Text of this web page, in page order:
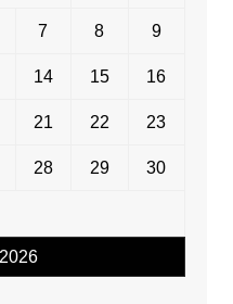
7 8 9
14 15 16
21 22 23
28 29 30